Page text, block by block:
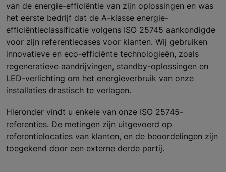
van de energie-efficiëntie van zijn oplossingen en was
het eerste bedrijf dat de A-klasse energie-
efficiëntieclassificatie volgens ISO 25745 aankondigde
voor zijn referentiecases voor klanten. Wij gebruiken
innovatieve en eco-efficiënte technologieën, zoals
regeneratieve aandrijvingen, standby-oplossingen en
LED-verlichting om het energieverbruik van onze
installaties drastisch te verlagen.
Hieronder vindt u enkele van onze ISO 25745-
referenties. De metingen zijn uitgevoerd op
referentielocaties van klanten, en de beoordelingen zijn
toegekend door een externe derde partij.